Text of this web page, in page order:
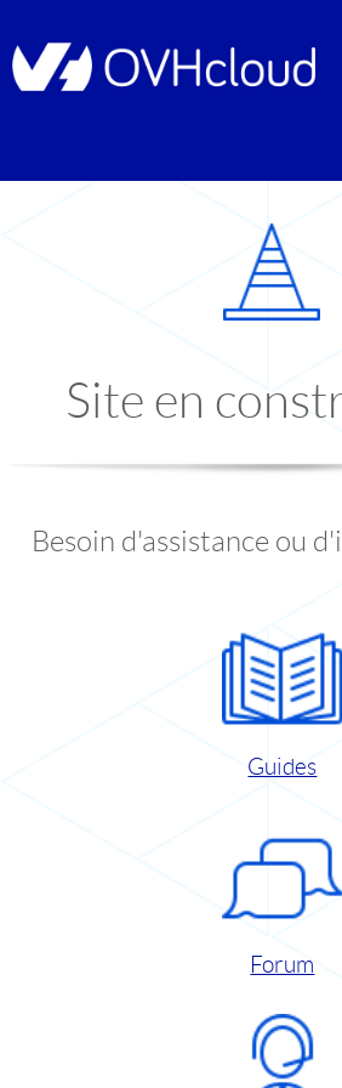
Site en
Besoin d'assistance ou
Guides
Forum